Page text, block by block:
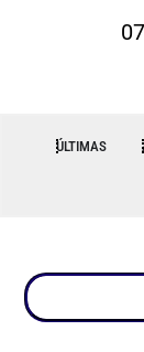
ÚLTIMAS